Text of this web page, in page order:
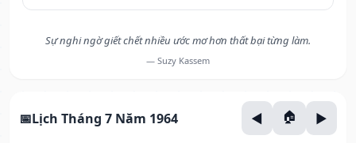
Sự nghi ngờ giết chết nhiều ước mơ hơn thất bại từng làm.
— Suzy Kassem
Lịch Tháng 7 Năm 1964